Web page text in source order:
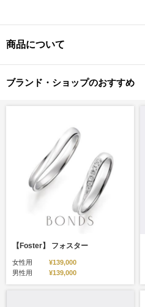
商品について
ブランド・ショップのおすすめ
【Foster】 フォスター
女性用
¥139,000
男性用
¥139,000